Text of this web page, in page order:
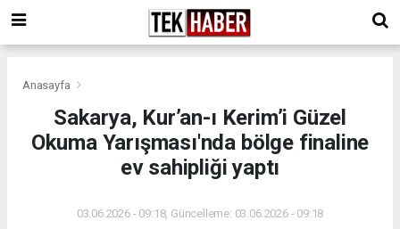
Anasayfa
Sakarya, Kur’an-ı Kerim’i Güzel
Okuma Yarışması'nda bölge finaline
ev sahipliği yaptı
03.06.2026 - 09:18, Güncelleme: 03.06.2026 - 09:18